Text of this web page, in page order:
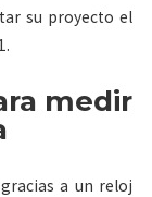
su proyecto el
medir
a un reloj